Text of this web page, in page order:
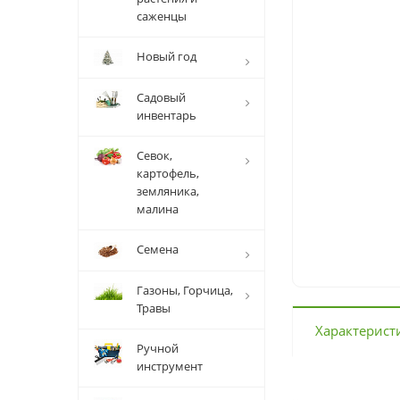
саженцы
Новый год
Садовый
инвентарь
Севок,
картофель,
земляника,
малина
Семена
Газоны, Горчица,
Травы
Ручной
инструмент